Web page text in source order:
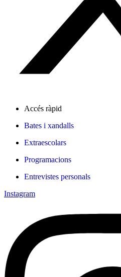
Accés ràpid
Bates i xandalls
Extraescolars
Programacions
Entrevistes personals
Instagram